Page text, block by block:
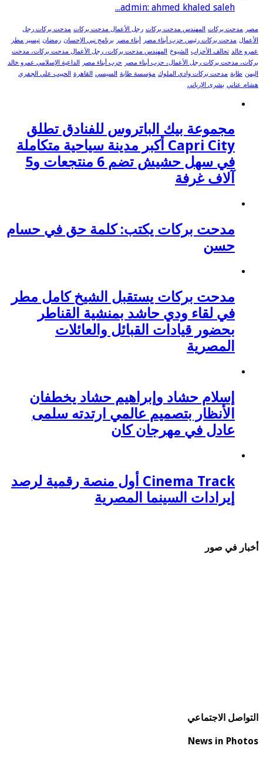
admin: ahmed khaled saleh...
مصر مدحت بركات المهندس مدحت بركات رجل الأعمال مدحت بركات مدحت بركات رجل
الأعمال مدحت بركات رئيس حزب أبناء مصر أبناء مصر برنامج نبي الإحسان رمضان تيسير مطر
عمرو خالد تحالف الأحزاب الشيوخ المهندس مدحت بركات، رجل الأعمال مدحت بركات، مدحت
بركات، مدحت بركات رجل الأعمال، حزب أبناء مصر
حزب أبناء مصر
الداعية الإسلامي عمرو خالد
اليمن طابة مدحت بركات وادي الملوك مؤسسة طابة السيسي القاهرة الحبيب علي الجفري
هشام عناني بشرى الإرياني
مجموعة بيك الباتروس للفنادق تطلق
Capri City أكبر مدينة سياحية متكاملة
في سهل حشيش تضم 6 منتجعات و5
آلاف غرفة
مدحت بركات يكتب: كلمة حق في حسام
حسن
مدحت بركات يستقبل الشيخ كامل مطر
في لقاء ودي حاشد بمنشية القناطر
بحضور قيادات القبائل والعائلات
المصرية
إسلام حشاد وإبراهيم حشاد يخطفان
الأنظار بتصميم عالمي ارتدته سلمى
عادل في مهرجان كان
Cinema Track أول منصة رقمية لرصد
إيرادات السينما المصرية
أخبار في صور
التواصل الاجتماعي
News in Photos